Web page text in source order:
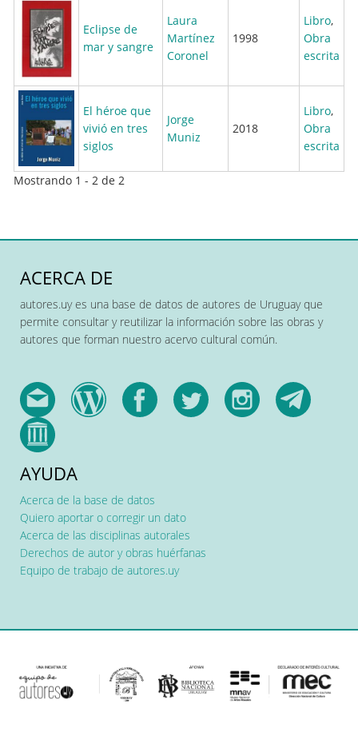
Eclipse de
mar y sangre
Laura
Martínez
Coronel
1998
Libro,
Obra
escrita
El héroe que
vivió en tres
siglos
Jorge
Muniz
2018
Libro,
Obra
escrita
Mostrando 1 - 2 de 2
ACERCA DE
autores.uy es una base de datos de autores de Uruguay que
permite consultar y reutilizar la información sobre las obras y
autores que forman nuestro acervo cultural común.
AYUDA
Acerca de la base de datos
Quiero aportar o corregir un dato
Acerca de las disciplinas autorales
Derechos de autor y obras huérfanas
Equipo de trabajo de autores.uy